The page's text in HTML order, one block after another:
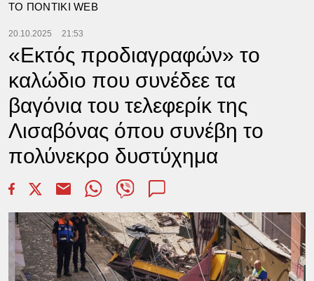
TΟ ΠΟΝΤΙΚΙ WEB
20.10.2025 21:53
«Εκτός προδιαγραφών» το
καλώδιο που συνέδεε τα
βαγόνια του τελεφερίκ της
Λισαβόνας όπου συνέβη το
πολύνεκρο δυστύχημα